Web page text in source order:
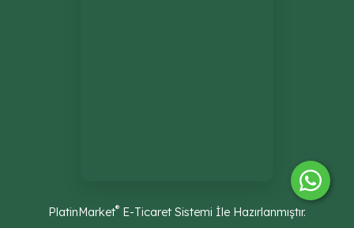
PlatinMarket® E-Ticaret Sistemi İle Hazırlanmıştır.